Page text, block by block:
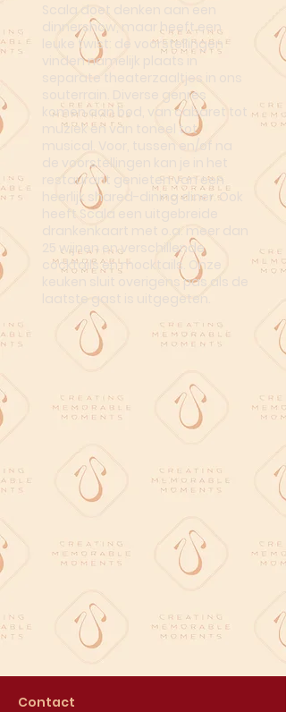
Scala doet denken aan een
dinnershow, maar heeft een
leuke twist: de voorstellingen
vinden namelijk plaats in
separate theaterzaaltjes in ons
souterrain. Diverse genres
komen aan bod, van cabaret tot
muziek en van toneel tot
musical. Voor, tussen en/of na
de voorstellingen kan je in het
restaurant genieten van een
heerlijk shared-dining diner. Ook
heeft Scala een uitgebreide
drankenkaart met o.a. meer dan
25 wijnen en verschillende
cocktails en mocktails. Onze
keuken sluit overigens pas als de
laatste gast is uitgegeten.
Contact